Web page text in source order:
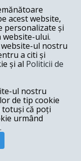
lucrez in
scornesc
Sunt
propriilor
Iar cand
reactie.
sa
cultural,
aceste
acest website,
personalizate și
website-ului.
ul nostru
a citi și
și al Politicii de
ul nostru
de tip cookie
că poți
urmând